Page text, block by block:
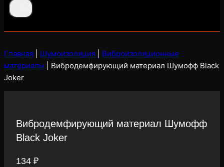
Главная Шумоизоляция
Виброизоляционные
материалы
Вибродемфирующий материал Шумофф Black
Joker
Вибродемфирующий материал Шумофф
Black Joker
134 ₽